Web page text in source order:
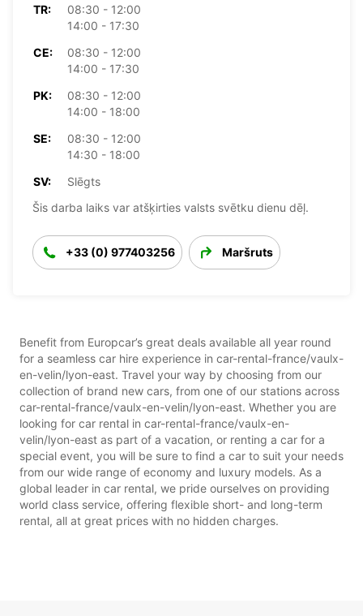
TR:
08:30 - 12:00
14:00 - 17:30
CE:
08:30 - 12:00
14:00 - 17:30
PK:
08:30 - 12:00
14:00 - 18:00
SE:
08:30 - 12:00
14:30 - 18:00
SV:
Slēgts
Šis darba laiks var atšķirties valsts svētku dienu dēļ.
+33 (0) 977403256 Maršruts
Benefit from Europcar’s great deals available all year round
for a seamless car hire experience in car-rental-france/vaulx-
en-velin/lyon-east. Travel your way by choosing from our
collection of brand new cars, from one of our stations across
car-rental-france/vaulx-en-velin/lyon-east. Whether you are
looking for car rental in car-rental-france/vaulx-en-
velin/lyon-east as part of a vacation, or renting a car for a
special event, you will be sure to find a car to suit your needs
from our wide range of economy and luxury models. As a
global leader in car rental, we pride ourselves on providing
world class service, offering flexible short- and long-term
rental, all at great prices with no hidden charges.